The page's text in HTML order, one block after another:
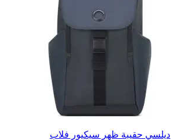
ديلسي حقيبة ظهر سيكيور فلاب